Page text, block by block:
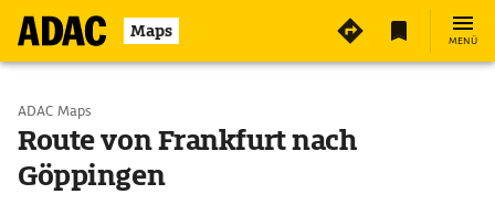
Maps MENÜ
Start wählen
Ziel eingeben
ADAC Maps
Route von Frankfurt nach
Göppingen